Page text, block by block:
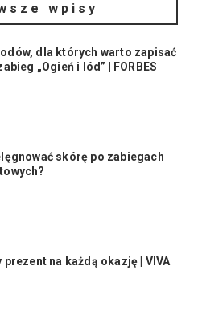
wpisy
dla których warto zapisać
„Ogień i lód” | FORBES
skórę po zabiegach
prezent na każdą okazję | VIVA